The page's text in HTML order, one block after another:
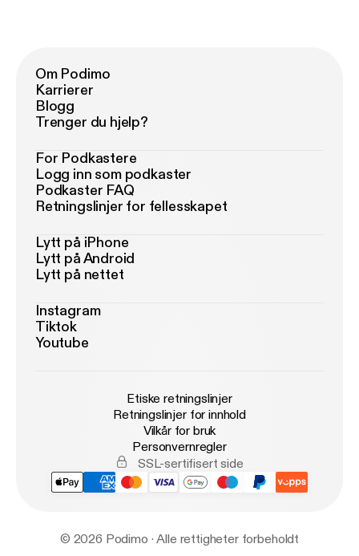
Om Podimo
Karrierer
Blogg
Trenger du hjelp?
For Podkastere
Logg inn som podkaster
Podkaster FAQ
Retningslinjer for fellesskapet
Lytt på iPhone
Lytt på Android
Lytt på nettet
Instagram
Tiktok
Youtube
Etiske retningslinjer
Retningslinjer for innhold
Vilkår for bruk
Personvernregler
SSL-sertifisert side
© 2026 Podimo · Alle rettigheter forbeholdt